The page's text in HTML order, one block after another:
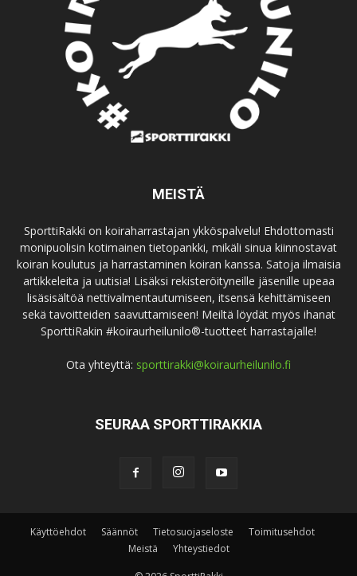
MEISTÄ
SporttiRakki on koiraharrastajan ykköspalvelu! Ehdottomasti
monipuolisin kotimainen tietopankki, mikäli sinua kiinnostavat
koiran koulutus ja harrastaminen koiran kanssa. Satoja ilmaisia
artikkeleita ja uutisia! Lisäksi rekisteröityneille jäsenille upeaa
lisäsisältöä nettivalmentautumiseen, itsensä kehittämiseen
sekä tavoitteiden saavuttamiseen! Meiltä löydät myös ihanat
SporttiRakin #koiraurheilunilo®-tuotteet harrastajalle!
Ota yhteyttä: sporttirakki@koiraurheilunilo.fi
SEURAA SPORTTIRAKKIA
Käyttöehdot Säännöt Tietosuojaseloste
Toimitusehdot
Meistä
Yhteystiedot